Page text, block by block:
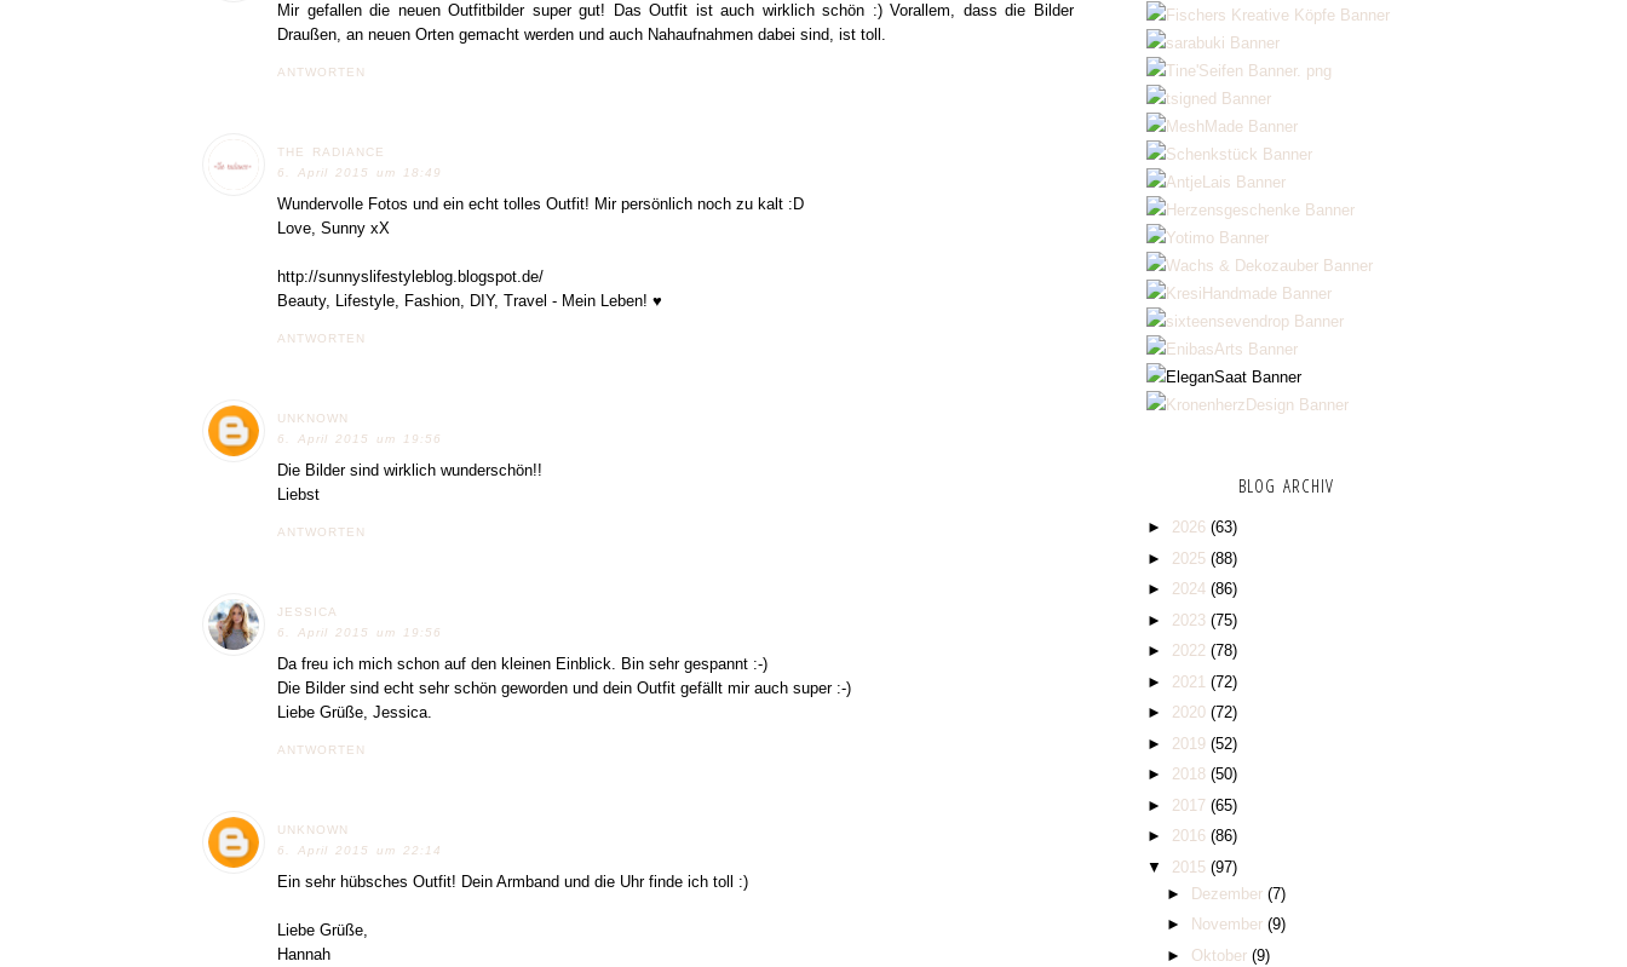
Mir gefallen die neuen Outfitbilder super gut! Das Outfit ist auch wirklich schön :) Vorallem, dass die Bilder
Draußen, an neuen Orten gemacht werden und auch Nahaufnahmen dabei sind, ist toll.
ANTWORTEN
THE RADIANCE
6. April 2015 um 18:49
Wundervolle Fotos und ein echt tolles Outfit! Mir persönlich noch zu kalt :D
Love, Sunny xX
http://sunnyslifestyleblog.blogspot.de/
Beauty, Lifestyle, Fashion, DIY, Travel - Mein Leben! ♥
ANTWORTEN
UNKNOWN
6. April 2015 um 19:56
Die Bilder sind wirklich wunderschön!!
Liebst
ANTWORTEN
JESSICA
6. April 2015 um 19:56
Da freu ich mich schon auf den kleinen Einblick. Bin sehr gespannt :-)
Die Bilder sind echt sehr schön geworden und dein Outfit gefällt mir auch super :-)
Liebe Grüße, Jessica.
ANTWORTEN
UNKNOWN
6. April 2015 um 22:14
Ein sehr hübsches Outfit! Dein Armband und die Uhr finde ich toll :)
Liebe Grüße,
Hannah
BLOG ARCHIV
► 2026 (63)
► 2025 (88)
► 2024 (86)
► 2023 (75)
► 2022 (78)
► 2021 (72)
► 2020 (72)
► 2019 (52)
► 2018 (50)
► 2017 (65)
► 2016 (86)
▼ 2015 (97)
►
Dezember (7)
►
November (9)
► Oktober (9)